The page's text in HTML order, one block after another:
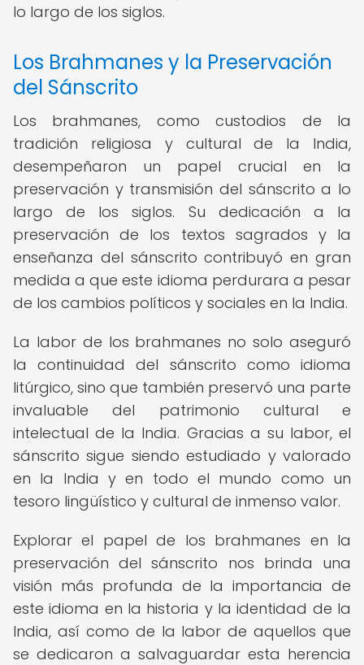
lo largo de los siglos.
Los Brahmanes y la Preservación
del Sánscrito
Los brahmanes, como custodios de la
tradición religiosa y cultural de la India,
desempeñaron un papel crucial en la
preservación y transmisión del sánscrito a lo
largo de los siglos. Su dedicación a la
preservación de los textos sagrados y la
enseñanza del sánscrito contribuyó en gran
medida a que este idioma perdurara a pesar
de los cambios políticos y sociales en la India.
La labor de los brahmanes no solo aseguró
la continuidad del sánscrito como idioma
litúrgico, sino que también preservó una parte
invaluable del patrimonio cultural e
intelectual de la India. Gracias a su labor, el
sánscrito sigue siendo estudiado y valorado
en la India y en todo el mundo como un
tesoro lingüístico y cultural de inmenso valor.
Explorar el papel de los brahmanes en la
preservación del sánscrito nos brinda una
visión más profunda de la importancia de
este idioma en la historia y la identidad de la
India, así como de la labor de aquellos que
se dedicaron a salvaguardar esta herencia